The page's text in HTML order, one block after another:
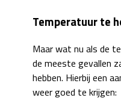
Temperatuur te
Maar wat nu als de
de meeste gevallen
hebben. Hierbij een
weer goed te krijgen: